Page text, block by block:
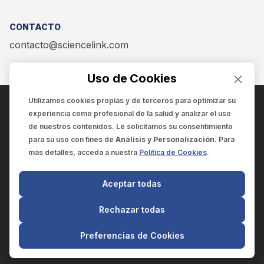
plantear?
CONTACTO
contacto@sciencelink.com
ENCUÉNTRANOS EN:
SCIENCELINK
SCILINK COMUNICACIÓN CIENTÍFICA SC
El contenido y la información de este sitio web es exclusivo
para profesionales de la salud.
Uso de Cookies
Utilizamos cookies propias y de terceros para optimizar su
experiencia como profesional de la salud y analizar el uso
de nuestros contenidos. Le solicitamos su consentimiento
para su uso con fines de Análisis y Personalización. Para
más detalles, acceda a nuestra Política de Cookies.
Preferencias de Cookies
Rechazar todas
Aceptar todas